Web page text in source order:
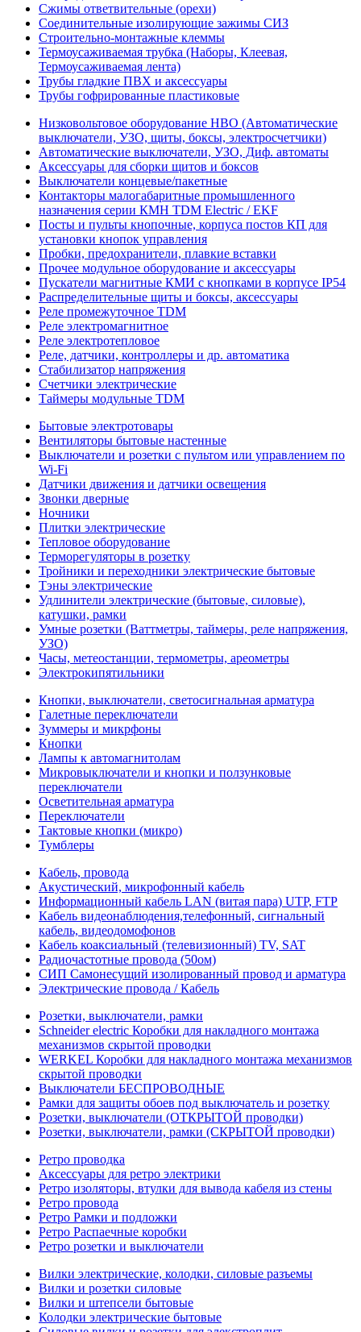
Сжимы ответвительные (орехи)
Соединительные изолирующие зажимы СИЗ
Строительно-монтажные клеммы
Термоусаживаемая трубка (Наборы, Клеевая,
Термоусаживаемая лента)
Трубы гладкие ПВХ и аксессуары
Трубы гофрированные пластиковые
Низковольтовое оборудование НВО (Автоматические
выключатели, УЗО, щиты, боксы, электросчетчики)
Автоматические выключатели, УЗО, Диф. автоматы
Аксессуары для сборки щитов и боксов
Выключатели концевые/пакетные
Контакторы малогабаритные промышленного
назначения серии КМН TDM Electric / EKF
Посты и пульты кнопочные, корпуса постов КП для
установки кнопок управления
Пробки, предохранители, плавкие вставки
Прочее модульное оборудование и аксессуары
Пускатели магнитные КМИ с кнопками в корпусе IP54
Распределительные щиты и боксы, аксессуары
Реле промежуточное TDM
Реле электромагнитное
Реле электротепловое
Реле, датчики, контроллеры и др. автоматика
Стабилизатор напряжения
Счетчики электрические
Таймеры модульные TDM
Бытовые электротовары
Вентиляторы бытовые настенные
Выключатели и розетки с пультом или управлением по
Wi-Fi
Датчики движения и датчики освещения
Звонки дверные
Ночники
Плитки электрические
Тепловое оборудование
Терморегуляторы в розетку
Тройники и переходники электрические бытовые
Тэны электрические
Удлинители электрические (бытовые, силовые),
катушки, рамки
Умные розетки (Ваттметры, таймеры, реле напряжения,
УЗО)
Часы, метеостанции, термометры, ареометры
Электрокипятильники
Кнопки, выключатели, светосигнальная арматура
Галетные переключатели
Зуммеры и микрфоны
Кнопки
Лампы к автомагнитолам
Микровыключатели и кнопки и ползунковые
переключатели
Осветительная арматура
Переключатели
Тактовые кнопки (микро)
Тумблеры
Кабель, провода
Акустический, микрофонный кабель
Информационный кабель LAN (витая пара) UTP, FTP
Кабель видеонаблюдения,телефонный, сигнальный
кабель, видеодомофонов
Кабель коаксиальный (телевизионный) TV, SAT
Радиочастотные провода (50ом)
СИП Самонесущий изолированный провод и арматура
Электрические провода / Кабель
Розетки, выключатели, рамки
Schneider electric Коробки для накладного монтажа
механизмов скрытой проводки
WERKEL Коробки для накладного монтажа механизмов
скрытой проводки
Выключатели БЕСПРОВОДНЫЕ
Рамки для защиты обоев под выключатель и розетку
Розетки, выключатели (ОТКРЫТОЙ проводки)
Розетки, выключатели, рамки (СКРЫТОЙ проводки)
Ретро проводка
Аксессуары для ретро электрики
Ретро изоляторы, втулки для вывода кабеля из стены
Ретро провода
Ретро Рамки и подложки
Ретро Распаечные коробки
Ретро розетки и выключатели
Вилки электрические, колодки, силовые разъемы
Вилки и розетки силовые
Вилки и штепсели бытовые
Колодки электрические бытовые